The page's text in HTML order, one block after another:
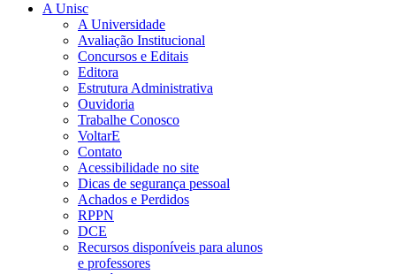
A Unisc
A Universidade
Avaliação Institucional
Concursos e Editais
Editora
Estrutura Administrativa
Ouvidoria
Trabalhe Conosco
VoltarE
Contato
Acessibilidade no site
Dicas de segurança pessoal
Achados e Perdidos
RPPN
DCE
Recursos disponíveis para alunos
e professores